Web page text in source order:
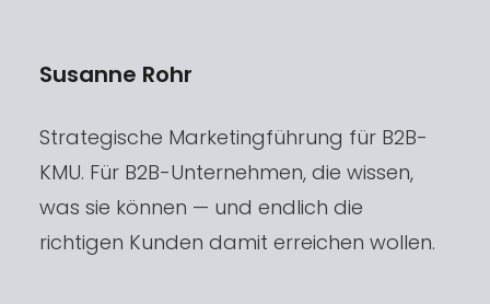
Susanne Rohr
Strategische Marketingführung für B2B-
KMU. Für B2B-Unternehmen, die wissen,
was sie können — und endlich die
richtigen Kunden damit erreichen wollen.